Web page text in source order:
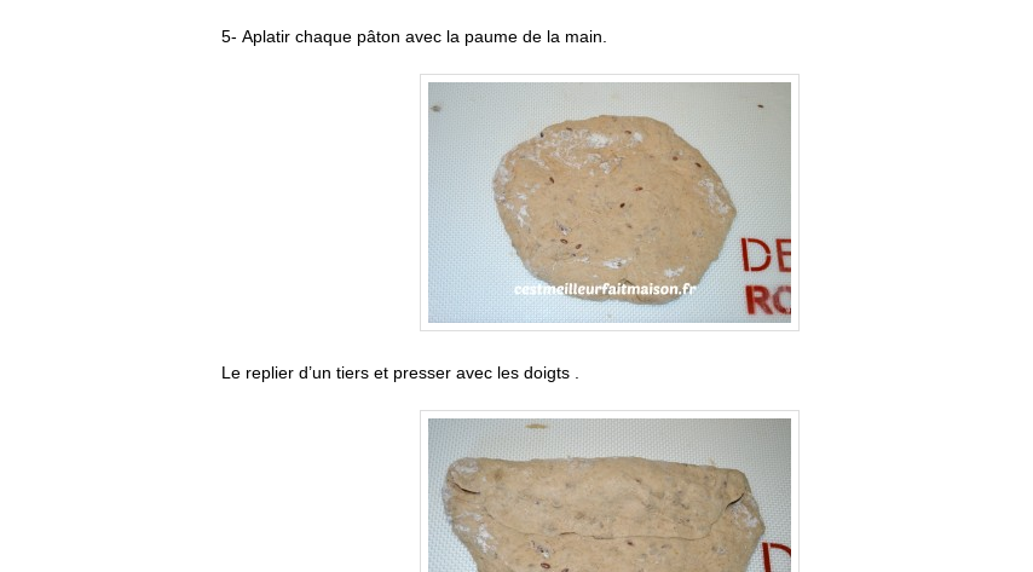
5- Aplatir chaque pâton avec la paume de la main.
Le replier d’un tiers et presser avec les doigts .